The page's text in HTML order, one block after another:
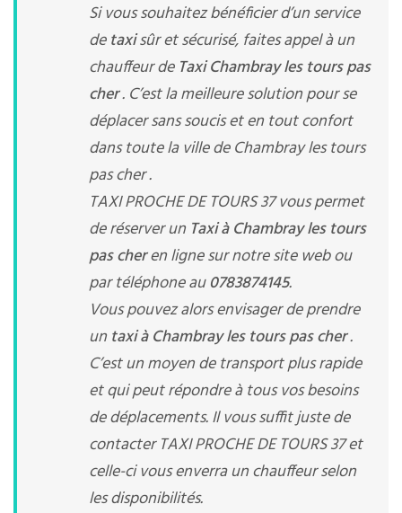
Si vous souhaitez bénéficier d’un service
detaxisûr et sécurisé, faites appel à un
chauffeur de Taxi Chambray les tours pas
cher. C’est la meilleure solution pour se
déplacer sans soucis et en tout confort
dans toute la ville de Chambray les tours
pas cher .
TAXI PROCHE DE TOURS 37 vous permet
de réserver un Taxi à Chambray les tours
pas cheren ligne sur notre site web ou
par téléphone au0783874145.
Vous pouvez alors envisager de prendre
un taxi à Chambray les tours pas cher.
C’est un moyen de transport plus rapide
et qui peut répondre à tous vos besoins
de déplacements. Il vous suffit juste de
contacter TAXI PROCHE DE TOURS 37 et
celle-ci vous enverra un chauffeur selon
les disponibilités.